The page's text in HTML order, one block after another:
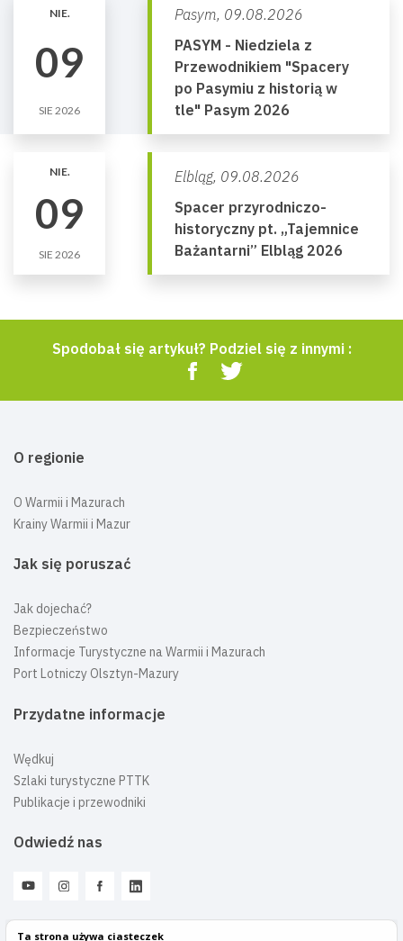
Ta strona używa ciasteczek
NIE.
09
SIE 2026
Pasym, 09.08.2026
PASYM - Niedziela z
Przewodnikiem "Spacery
po Pasymiu z historią w
tle" Pasym 2026
NIE.
09
SIE 2026
Elbląg, 09.08.2026
Spacer przyrodniczo-
historyczny pt. „Tajemnice
Bażantarni” Elbląg 2026
Spodobał się artykuł? Podziel się z innymi :
O regionie
O Warmii i Mazurach
Krainy Warmii i Mazur
Jak się poruszać
Jak dojechać?
Bezpieczeństwo
Informacje Turystyczne na Warmii i Mazurach
Port Lotniczy Olsztyn-Mazury
Przydatne informacje
Wędkuj
Szlaki turystyczne PTTK
Publikacje i przewodniki
Odwiedź nas